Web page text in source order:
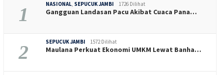
1 NASIONAL, SEPUCUK JAMBI 1726 Dilihat
Gangguan Landasan Pacu Akibat Cuaca Pana…
2 SEPUCUK JAMBI 1572 Dilihat
Maulana Perkuat Ekonomi UMKM Lewat Banha…